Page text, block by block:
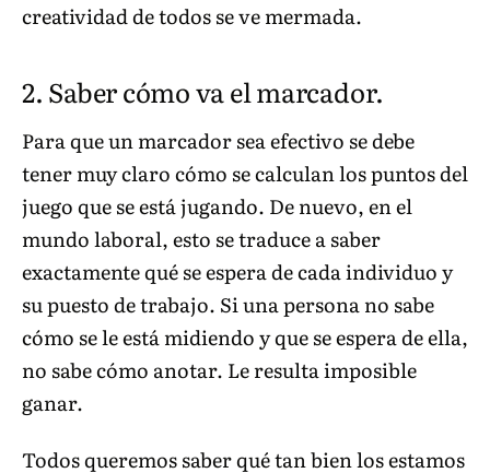
creatividad de todos se ve mermada.
2. Saber cómo va el marcador.
Para que un marcador sea efectivo se debe
tener muy claro cómo se calculan los puntos del
juego que se está jugando. De nuevo, en el
mundo laboral, esto se traduce a saber
exactamente qué se espera de cada individuo y
su puesto de trabajo. Si una persona no sabe
cómo se le está midiendo y que se espera de ella,
no sabe cómo anotar. Le resulta imposible
ganar.
Todos queremos saber qué tan bien los estamos